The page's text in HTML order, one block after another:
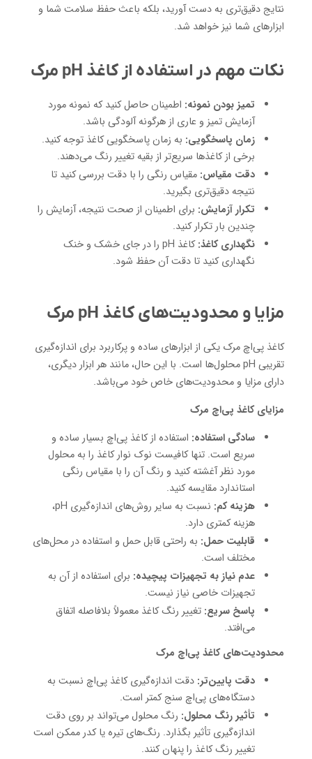
نتایج دقیق‌تری به دست آورید، بلکه باعث حفظ سلامت شما و
ابزارهای شما نیز خواهد شد.
نکات مهم در استفاده از کاغذ pH مرک
تمیز بودن نمونه: اطمینان حاصل کنید که نمونه مورد
آزمایش تمیز و عاری از هرگونه آلودگی باشد.
زمان پاسخگویی: به زمان پاسخگویی کاغذ توجه کنید.
برخی از کاغذها سریع‌تر از بقیه تغییر رنگ می‌دهند.
دقت مقیاس: مقیاس رنگی را با دقت بررسی کنید تا
نتیجه دقیق‌تری بگیرید.
تکرار آزمایش: برای اطمینان از صحت نتیجه، آزمایش را
چندین بار تکرار کنید.
نگهداری کاغذ:
کاغذ pH را در جای خشک و خنک
نگهداری کنید تا دقت آن حفظ شود.
مزایا و محدودیت‌های کاغذ pH مرک
کاغذ پی‌اچ مرک یکی از ابزارهای ساده و پرکاربرد برای اندازه‌گیری
تقریبی pH محلول‌ها است. با این حال، مانند هر ابزار دیگری،
دارای مزایا و محدودیت‌های خاص خود می‌باشد.
مزایای کاغذ پی‌اچ مرک
سادگی استفاده: استفاده از کاغذ پی‌اچ بسیار ساده و
سریع است. تنها کافیست نوک نوار کاغذ را به محلول
مورد نظر آغشته کنید و رنگ آن را با مقیاس رنگی
استاندارد مقایسه کنید.
هزینه کم:
نسبت به سایر روش‌های اندازه‌گیری pH،
هزینه کمتری دارد.
قابلیت حمل: به راحتی قابل حمل و استفاده در محل‌های
مختلف است.
عدم نیاز به تجهیزات پیچیده: برای استفاده از آن به
تجهیزات خاصی نیاز نیست.
پاسخ سریع: تغییر رنگ کاغذ معمولاً بلافاصله اتفاق
می‌افتد.
محدودیت‌های کاغذ پی‌اچ مرک
دقت پایین‌تر: دقت اندازه‌گیری کاغذ پی‌اچ نسبت به
دستگاه‌های پی‌اچ سنج کمتر است.
تأثیر رنگ محلول: رنگ محلول می‌تواند بر روی دقت
اندازه‌گیری تأثیر بگذارد. رنگ‌های تیره یا کدر ممکن است
تغییر رنگ کاغذ را پنهان کنند.